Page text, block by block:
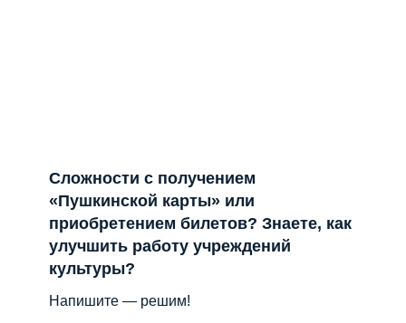
Сложности с получением
«Пушкинской карты» или
приобретением билетов? Знаете, как
улучшить работу учреждений
культуры?
Напишите — решим!